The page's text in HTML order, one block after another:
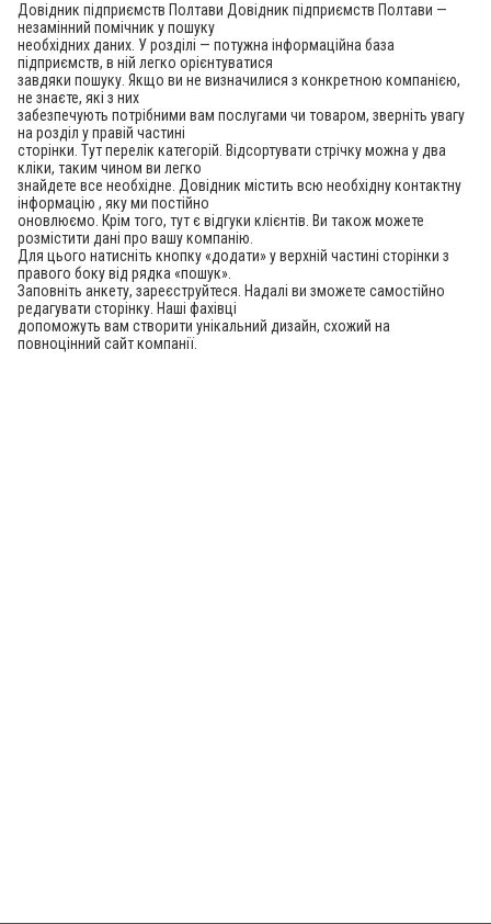
Довідник підприємств Полтави Довідник підприємств Полтави —
незамінний помічник у пошуку
необхідних даних. У розділі — потужна інформаційна база
підприємств, в ній легко орієнтуватися
завдяки пошуку. Якщо ви не визначилися з конкретною компанією,
не знаєте, які з них
забезпечують потрібними вам послугами чи товаром, зверніть увагу
на розділ у правій частині
сторінки. Тут перелік категорій. Відсортувати стрічку можна у два
кліки, таким чином ви легко
знайдете все необхідне. Довідник містить всю необхідну контактну
інформацію , яку ми постійно
оновлюємо. Крім того, тут є відгуки клієнтів. Ви також можете
розмістити дані про вашу компанію.
Для цього натисніть кнопку «додати» у верхній частині сторінки з
правого боку від рядка «пошук».
Заповніть анкету, зареєструйтеся. Надалі ви зможете самостійно
редагувати сторінку. Наші фахівці
допоможуть вам створити унікальний дизайн, схожий на
повноцінний сайт компанії.